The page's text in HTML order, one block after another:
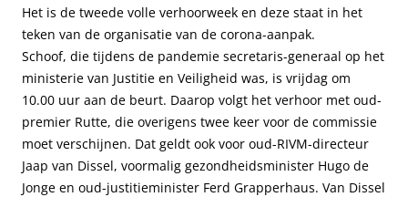
Het is de tweede volle verhoorweek en deze staat in het
teken van de organisatie van de corona-aanpak.
Schoof, die tijdens de pandemie secretaris-generaal op het
ministerie van Justitie en Veiligheid was, is vrijdag om
10.00 uur aan de beurt. Daarop volgt het verhoor met oud-
premier Rutte, die overigens twee keer voor de commissie
moet verschijnen. Dat geldt ook voor oud-RIVM-directeur
Jaap van Dissel, voormalig gezondheidsminister Hugo de
Jonge en oud-justitieminister Ferd Grapperhaus. Van Dissel